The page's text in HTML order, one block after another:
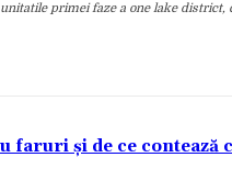
primei faze a one lake district,
faruri și de ce contează